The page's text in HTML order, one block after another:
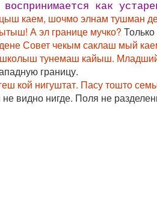
как
каем, шочмо элнам тушман
А эл границе мучко?
Совет чекым саклаш мый
школыш тунемаш кайыш.
границу.
кой нигуштат. Пасу тошто
видно нигде. Поля не